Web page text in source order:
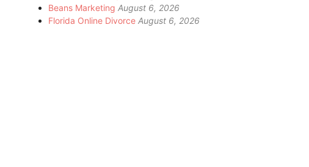
Beans Marketing August 6, 2026
Florida Online Divorce August 6, 2026